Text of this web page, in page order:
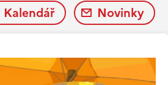
Kalendář Novinky